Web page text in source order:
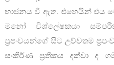
භාජනය වී ඇත. එහෙයින් එය
මනෝ විශ්ලේෂකයා
ප්‍රපංචයන්ගේ සිට උච්චතම
සංකීර්ණ ප්‍රතීකය දක්වා ද